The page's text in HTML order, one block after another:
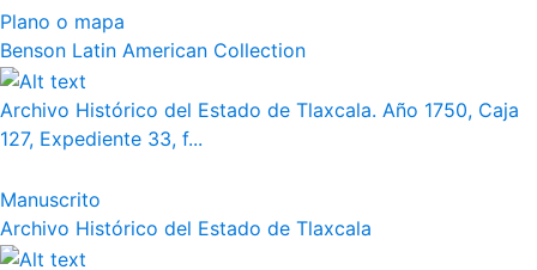
Plano o mapa
Benson Latin American Collection
Archivo Histórico del Estado de Tlaxcala. Año 1750, Caja
127, Expediente 33, f...
Manuscrito
Archivo Histórico del Estado de Tlaxcala